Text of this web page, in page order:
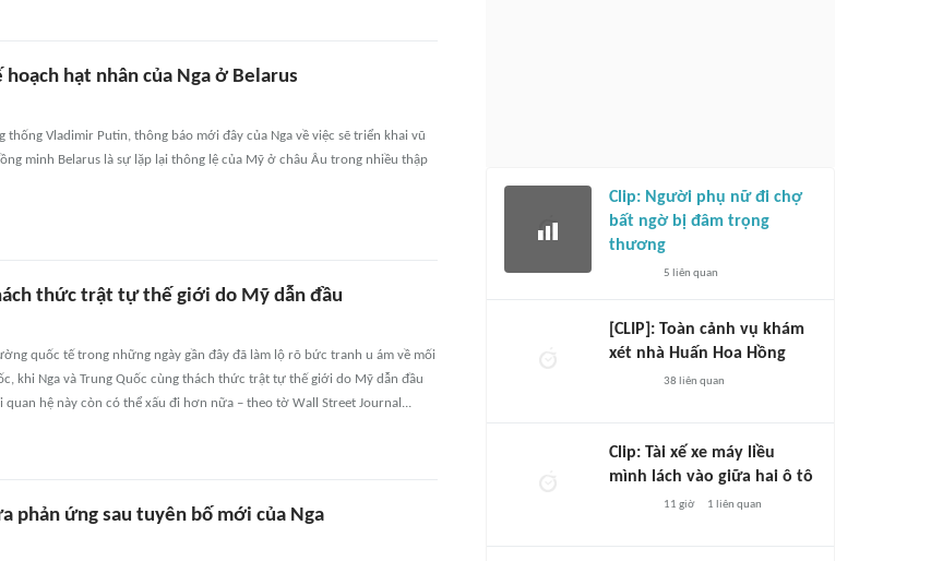
hoạch hạt nhân của Nga ở Belarus
thống Vladimir Putin, thông báo mới đây của Nga về việc sẽ triển khai vũ
minh Belarus là sự lặp lại thông lệ của Mỹ ở châu Âu trong nhiều thập
thức trật tự thế giới do Mỹ dẫn đầu
quốc tế trong những ngày gần đây đã làm lộ rõ bức tranh u ám về mối
khi Nga và Trung Quốc cùng thách thức trật tự thế giới do Mỹ dẫn đầu
quan hệ này còn có thể xấu đi hơn nữa – theo tờ Wall Street Journal...
phản ứng sau tuyên bố mới của Nga
Clip: Người phụ nữ đi chợ
bất ngờ bị đâm trọng
thương
5 liên quan
[CLIP]: Toàn cảnh vụ khám
xét nhà Huấn Hoa Hồng
38 liên quan
Clip: Tài xế xe máy liều
mình lách vào giữa hai ô tô
11 giờ 1 liên quan